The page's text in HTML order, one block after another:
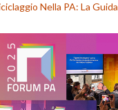
Nella PA: La Guida